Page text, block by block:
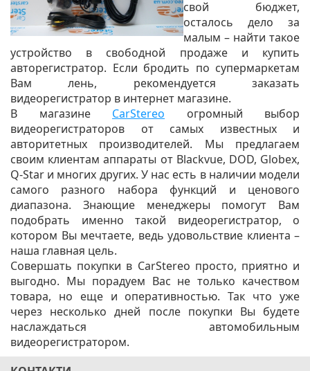
свой бюджет,
осталось дело за
малым – найти такое
устройство в свободной продаже и купить
авторегистратор. Если бродить по супермаркетам
Вам лень, рекомендуется заказать
видеорегистратор в интернет магазине.
В магазине CarStereo огромный выбор
видеорегистраторов от самых известных и
авторитетных производителей. Мы предлагаем
своим клиентам аппараты от Blackvue, DOD, Globex,
Q-Star и многих других. У нас есть в наличии модели
самого разного набора функций и ценового
диапазона. Знающие менеджеры помогут Вам
подобрать именно такой видеорегистратор, о
котором Вы мечтаете, ведь удовольствие клиента –
наша главная цель.
Совершать покупки в CarStereo просто, приятно и
выгодно. Мы порадуем Вас не только качеством
товара, но еще и оперативностью. Так что уже
через несколько дней после покупки Вы будете
наслаждаться автомобильным
видеорегистратором.